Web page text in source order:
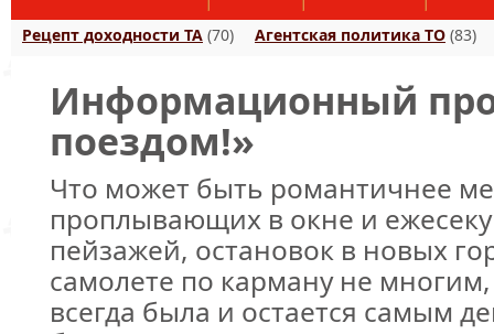
Рецепт доходности ТА (70) Агентская политика ТО (83)
Информационный
поездом!»
Что может быть романтичнее
проплывающих в окне и
пейзажей, остановок в новых
самолете по карману не
всегда была и остается самым